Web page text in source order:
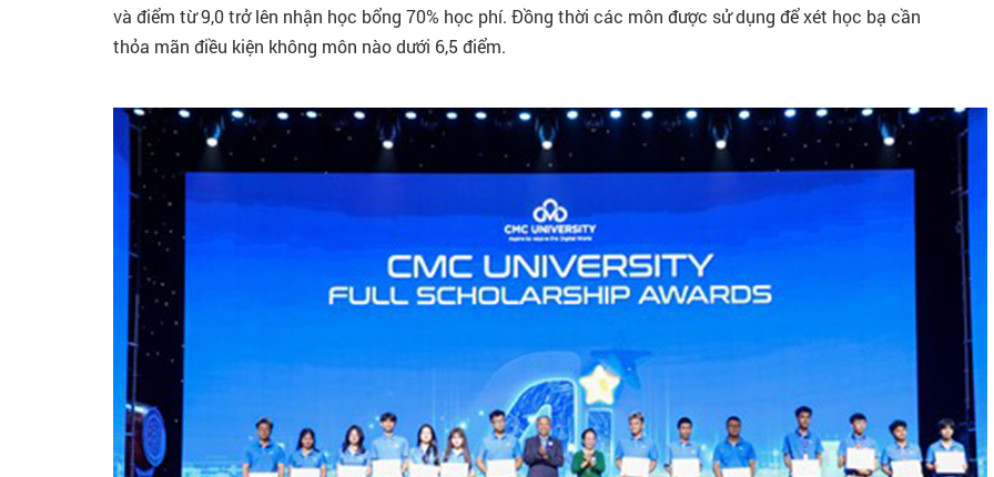
và điểm từ 9,0 trở lên nhận học bổng 70% học phí. Đồng thời các môn được sử dụng để xét học bạ cần
thỏa mãn điều kiện không môn nào dưới 6,5 điểm.